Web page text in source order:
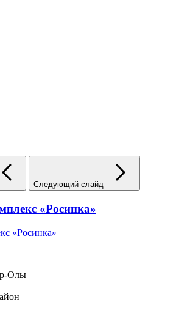
Следующий слайд
«Росинка»
«Росинка»
Олы